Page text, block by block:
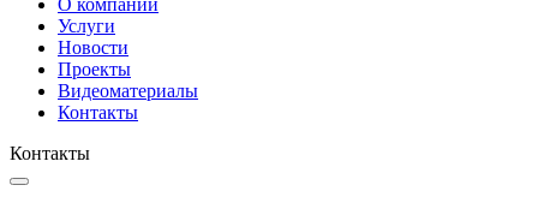
Услуги
Новости
Проекты
Видеоматериалы
Контакты
Контакты